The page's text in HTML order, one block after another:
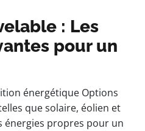
: Les
pour un
énergétique Options
que solaire, éolien et
énergies propres pour un